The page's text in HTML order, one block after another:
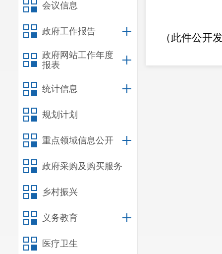
会议信息
政府工作报告
政府网站工作年度
报表
统计信息
规划计划
重点领域信息公开
政府采购及购买服务
乡村振兴
义务教育
医疗卫生
（此件公开